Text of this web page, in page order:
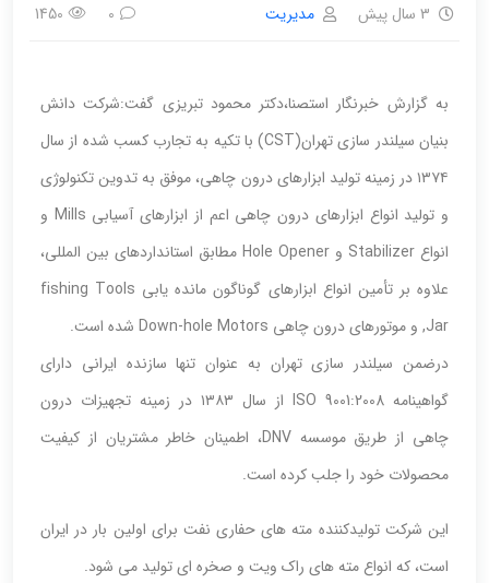
3 سال پیش مدیریت 0
1450
به گزارش خبرنگار استصنا،دکتر محمود تبریزی گفت:شرکت دانش
بنیان سیلندر سازی تهران(CST) با تکیه به تجارب کسب شده از سال
۱۳۷۴ در زمینه تولید ابزارهای درون چاهی، موفق به تدوین تکنولوژی
و تولید انواع ابزارهای درون چاهی اعم از ابزارهای آسیابی Mills و
انواع Stabilizer و Hole Opener مطابق استانداردهای بین المللی،
علاوه بر تأمین انواع ابزارهای گوناگون مانده یابی fishing Tools
,Jar و موتورهای درون چاهی Down-hole Motors شده است.
درضمن سیلندر سازی تهران به عنوان تنها سازنده ایرانی دارای
گواهینامه ISO 9001:2008 از سال ۱۳۸۳ در زمینه تجهیزات درون
چاهی از طریق موسسه DNV، اطمینان خاطر مشتریان از کیفیت
محصولات خود را جلب کرده است.
این شرکت تولیدکننده مته های حفاری نفت برای اولین بار در ایران
است، که انواع مته های راک ویت و صخره ای تولید می شود.